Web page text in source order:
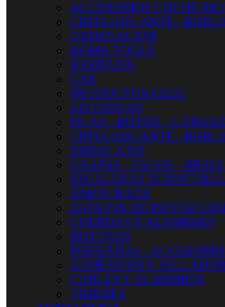
ACCESORIOS COCHE-
CINTA AISLANTE -
ORDENACION
KOMA TOOLS
HERRAJES
GAS
PRODUCTOS CELO
LINTERNAS
PILAS - BOTON -
CINTA AISLANTE -
EMBALAJES
GRAPAS - TACOS -
ESCALERAS
SIMON RACK
ZAPATOS DE
CUERDAS Y ALAMBRES
BUZONES
PERSIANAS -
ADHESIVOS Y
CABLES Y ALAMBRES
TIMBRES